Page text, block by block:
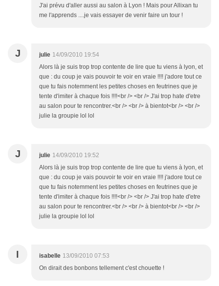
J'ai prévu d'aller aussi au salon à Lyon ! Mais pour Allixan tu
me l'apprends ....je vais essayer de venir faire un tour !
J julie 14/09/2010 19:54
Alors là je suis trop trop contente de lire que tu viens à lyon, et
que : du coup je vais pouvoir te voir en vraie !!!! j'adore tout ce
que tu fais notemment les petites choses en feutrines que je
tente d'imiter à chaque fois !!!!<br /> <br /> J'ai trop hate d'etre
au salon pour te rencontrer.<br /> <br /> à bientot<br /> <br />
julie la groupie lol lol
J julie 14/09/2010 19:52
Alors là je suis trop trop contente de lire que tu viens à lyon, et
que : du coup je vais pouvoir te voir en vraie !!!! j'adore tout ce
que tu fais notemment les petites choses en feutrines que je
tente d'imiter à chaque fois !!!!<br /> <br /> J'ai trop hate d'etre
au salon pour te rencontrer.<br /> <br /> à bientot<br /> <br />
julie la groupie lol lol
I isabelle 13/09/2010 07:53
On dirait des bonbons tellement c'est chouette !